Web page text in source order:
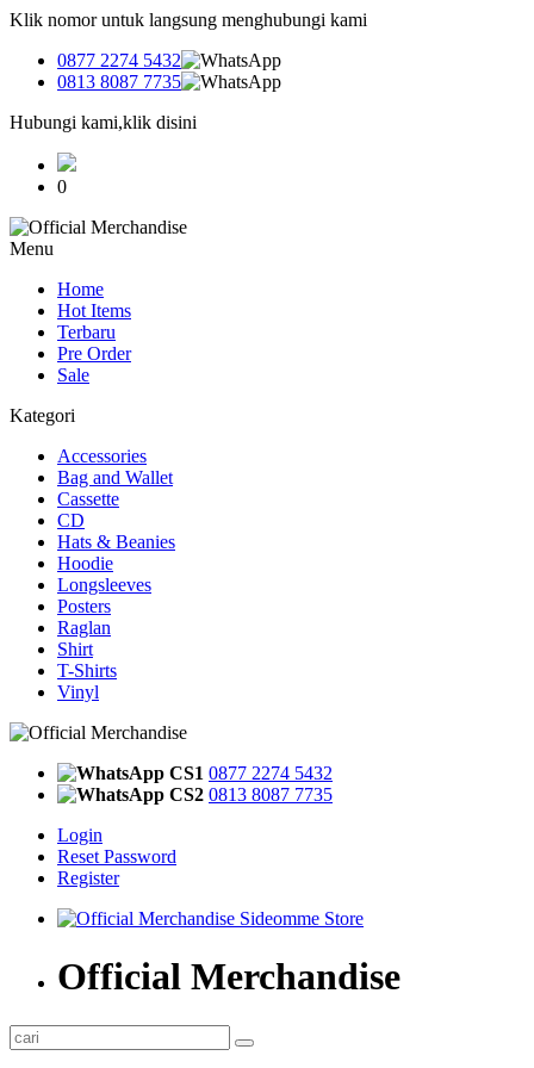
Klik nomor untuk langsung menghubungi kami
0877 2274 5432
0813 8087 7735
Hubungi kami,klik disini
0
Menu
Home
Hot Items
Terbaru
Pre Order
Sale
Kategori
Accessories
Bag and Wallet
Cassette
CD
Hats & Beanies
Hoodie
Longsleeves
Posters
Raglan
Shirt
T-Shirts
Vinyl
CS1 0877 2274 5432
CS2 0813 8087 7735
Login
Reset Password
Register
Official Merchandise